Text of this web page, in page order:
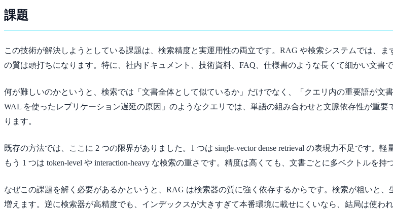
課題
この技術が解決しようとしている課題は、検索精度と実運用性の両立です。RAG や検索システムでは、
の質は頭打ちになります。特に、社内ドキュメント、技術資料、FAQ、仕様書のような長くて細かい文書
何が難しいのかというと、検索では「文書全体として似ているか」だけでなく、「クエリ内の重要語が文
WAL を使ったレプリケーション遅延の原因」のようなクエリでは、単語の組み合わせと文脈依存性が重
ります。
既存の方法では、ここに 2 つの限界がありました。1 つは single-vector dense retrieval の表現力不足です。
もう 1 つは token-level や interaction-heavy な検索の重さです。精度は高くても、文書ごとに多ベクトルを
なぜこの課題を解く必要があるかというと、RAG は検索器の質に強く依存するからです。検索が粗いと
増えます。逆に検索器が高精度でも、インデックスが大きすぎて本番環境に載せにくいなら、結局は使わ